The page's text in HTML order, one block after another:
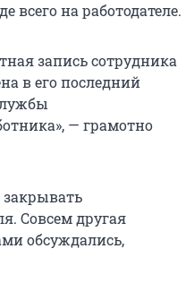
всего на работодателе.
запись сотрудника
в его последний
— грамотно
Совсем другая
обсуждались,